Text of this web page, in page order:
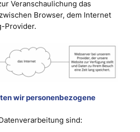
Veranschaulichung das
Browser, dem Internet
Provider.
wir personenbezogene
sind: